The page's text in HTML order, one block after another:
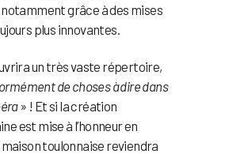
notamment grâce à des mises
plus innovantes.
un très vaste répertoire,
de choses à dire dans
» ! Et si la création
est mise à l’honneur en
toulonnaise reviendra